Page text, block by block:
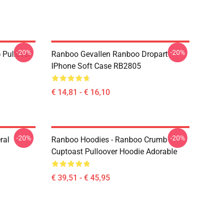
Pullover
-20%
Ranboo Gevallen Ranboo Dropart
IPhone Soft Case RB2805
€ 14,81 - € 16,10
-20%
-20%
Ranboo Hoodies - Ranboo Crumb
Cuptoast Pulloover Hoodie Adorable
€ 39,51 - € 45,95
-20%